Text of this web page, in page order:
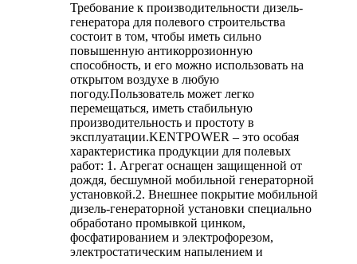
Требование к производительности дизель-
генератора для полевого строительства
состоит в том, чтобы иметь сильно
повышенную антикоррозионную
способность, и его можно использовать на
открытом воздухе в любую
погоду.Пользователь может легко
перемещаться, иметь стабильную
производительность и простоту в
эксплуатации.KENTPOWER – это особая
характеристика продукции для полевых
работ: 1. Агрегат оснащен защищенной от
дождя, бесшумной мобильной генераторной
установкой.2. Внешнее покрытие мобильной
дизель-генераторной установки специально
обработано промывкой цинком,
фосфатированием и электрофорезом,
электростатическим напылением и